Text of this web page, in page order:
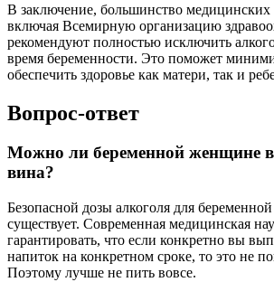
В заключение, большинство медицинских
включая Всемирную организацию
рекомендуют полностью исключить
время беременности. Это поможет
обеспечить здоровье как матери, так и
Вопрос-ответ
Можно ли беременной женщине
вина?
Безопасной дозы алкоголя для
существует. Современная медицинская
гарантировать, что если конкретно вы
напиток на конкретном сроке, то это не
Поэтому лучше не пить вовсе.